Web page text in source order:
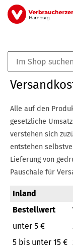
Direkt
zum
Alle auf den
gesetzliche
verstehen sich
entstehen
Lieferung von
Pauschale für
Inland
Bestellwert
unter 5 €
5 bis unter 15 €